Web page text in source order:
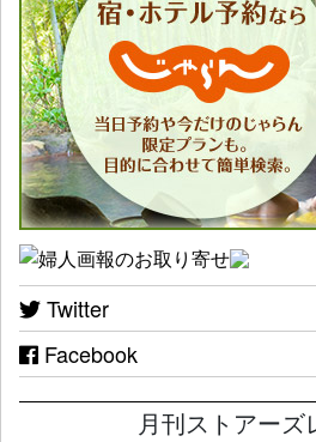
Twitter
Facebook
月刊ストアーズ